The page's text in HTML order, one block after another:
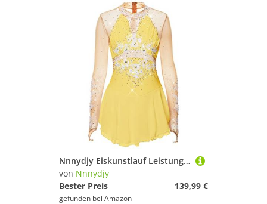
Nnnydjy Eiskunstlauf Leistung Kleid Aus Spitze Für Mädchen Hook Finger Langarm Gymnastik Trikot Handgefertigte Eislauf Tanzwettbewerbskleidung Für Damen Mit Diamant,D,XL
von Nnnydjy
Bester Preis
139,99 €
gefunden bei Amazon